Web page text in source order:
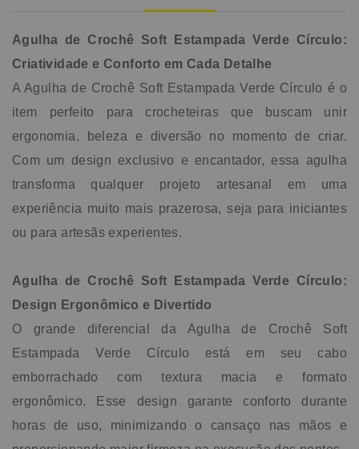
Agulha de Crochê Soft Estampada Verde Círculo:
Criatividade e Conforto em Cada Detalhe
A Agulha de Crochê Soft Estampada Verde Círculo é o
item perfeito para crocheteiras que buscam unir
ergonomia, beleza e diversão no momento de criar.
Com um design exclusivo e encantador, essa agulha
transforma qualquer projeto artesanal em uma
experiência muito mais prazerosa, seja para iniciantes
ou para artesãs experientes.
Agulha de Crochê Soft Estampada Verde Círculo:
Design Ergonômico e Divertido
O grande diferencial da Agulha de Crochê Soft
Estampada Verde Círculo está em seu cabo
emborrachado com textura macia e formato
ergonômico. Esse design garante conforto durante
horas de uso, minimizando o cansaço nas mãos e